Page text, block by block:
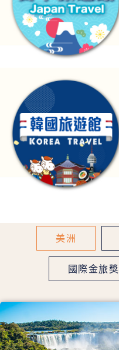
美洲
國際金旅獎